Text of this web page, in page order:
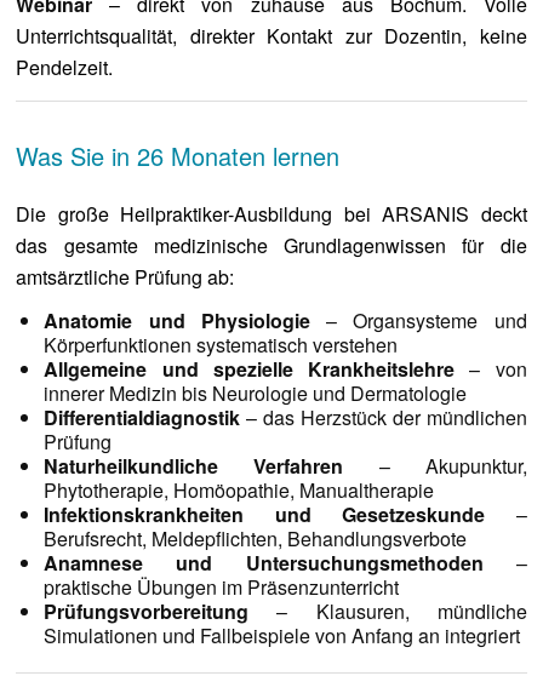
Unterrichtsqualität, direkter Kontakt zur Dozentin, keine
Pendelzeit.
Was Sie in 26 Monaten lernen
Die große Heilpraktiker-Ausbildung bei ARSANIS deckt
das gesamte medizinische Grundlagenwissen für die
amtsärztliche Prüfung ab:
Anatomie und Physiologie– Organsysteme und
Körperfunktionen systematisch verstehen
Allgemeine und spezielle Krankheitslehre – von
innerer Medizin bis Neurologie und Dermatologie
Differentialdiagnostik – das Herzstück der mündlichen
Prüfung
Naturheilkundliche Verfahren – Akupunktur,
Phytotherapie, Homöopathie, Manualtherapie
Infektionskrankheiten und Gesetzeskunde –
Berufsrecht, Meldepflichten, Behandlungsverbote
Anamnese und Untersuchungsmethoden –
praktische Übungen im Präsenzunterricht
Prüfungsvorbereitung – Klausuren, mündliche
Simulationen und Fallbeispiele von Anfang an integriert